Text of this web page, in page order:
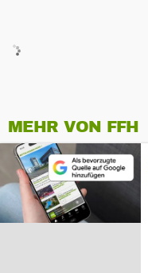
MEHR VON FFH